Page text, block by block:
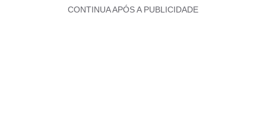
CONTINUA APÓS A PUBLICIDADE